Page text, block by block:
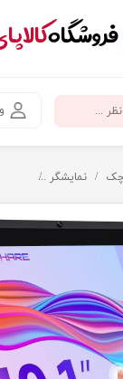
​فروشگاه
نمایشگر